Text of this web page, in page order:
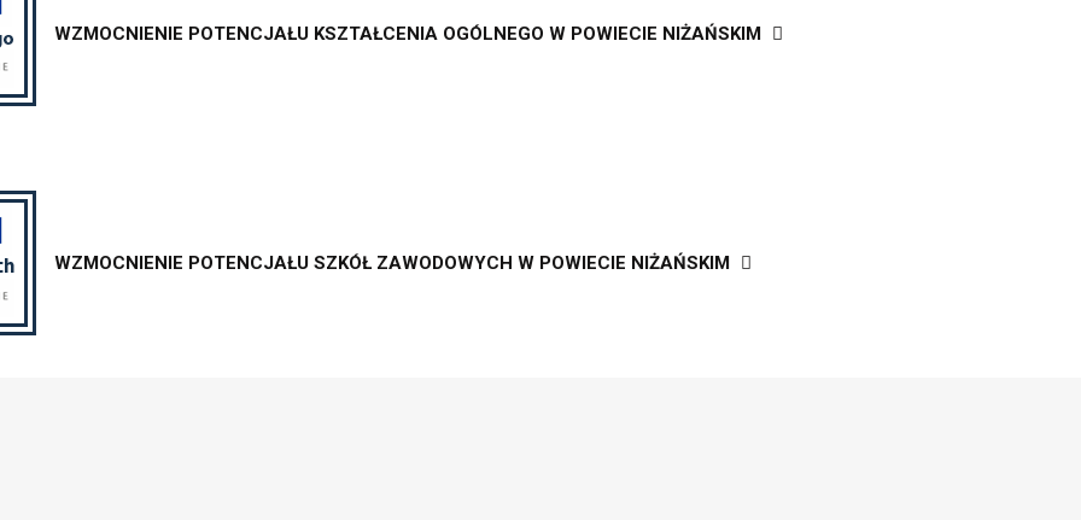
WZMOCNIENIE POTENCJAŁU KSZTAŁCENIA OGÓLNEGO W POWIECIE NIŻAŃSKIM
WZMOCNIENIE POTENCJAŁU SZKÓŁ ZAWODOWYCH W POWIECIE NIŻAŃSKIM